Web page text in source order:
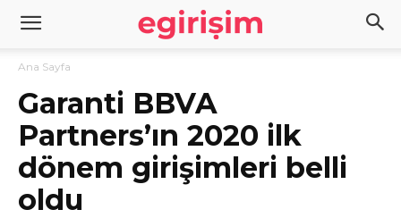
Ana Sayfa
Garanti BBVA
Partners’ın 2020 ilk
dönem girişimleri belli
oldu